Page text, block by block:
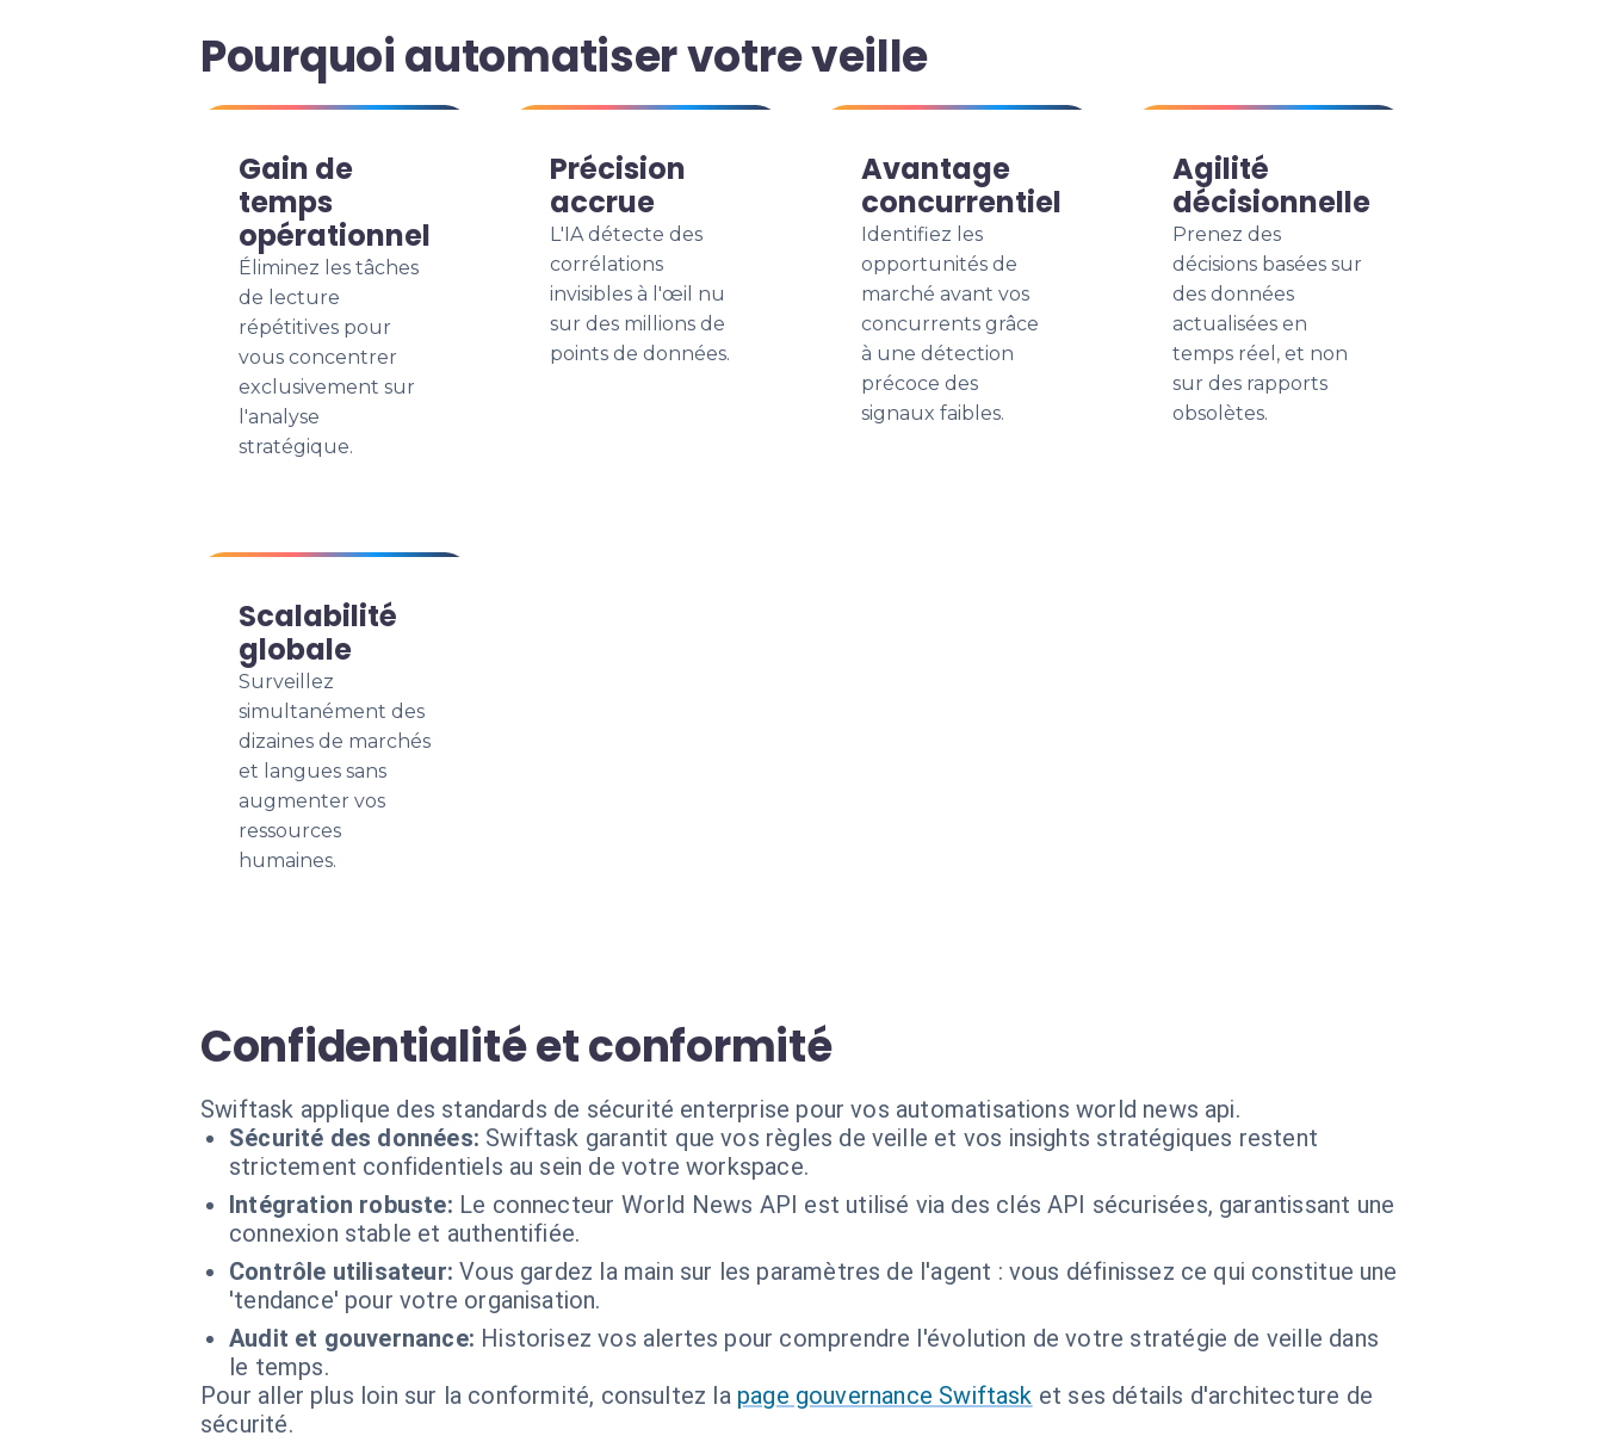
Pourquoi automatiser votre veille
Gain de
temps
opérationnel
Éliminez les tâches
de lecture
répétitives pour
vous concentrer
exclusivement sur
l'analyse
stratégique.
Précision
accrue
L'IA détecte des
corrélations
invisibles à l'œil nu
sur des millions de
points de données.
Avantage
concurrentiel
Identifiez les
opportunités de
marché avant vos
concurrents grâce
à une détection
précoce des
signaux faibles.
Agilité
décisionnelle
Prenez des
décisions basées sur
des données
actualisées en
temps réel, et non
sur des rapports
obsolètes.
Scalabilité
globale
Surveillez
simultanément des
dizaines de marchés
et langues sans
augmenter vos
ressources
humaines.
Confidentialité et conformité
Swiftask applique des standards de sécurité enterprise pour vos automatisations world news api.
Sécurité des données: Swiftask garantit que vos règles de veille et vos insights stratégiques restent
strictement confidentiels au sein de votre workspace.
Intégration robuste: Le connecteur World News API est utilisé via des clés API sécurisées, garantissant une
connexion stable et authentifiée.
Contrôle utilisateur: Vous gardez la main sur les paramètres de l'agent : vous définissez ce qui constitue une
'tendance' pour votre organisation.
Audit et gouvernance: Historisez vos alertes pour comprendre l'évolution de votre stratégie de veille dans
le temps.
Pour aller plus loin sur la conformité, consultez la page gouvernance Swiftask et ses détails d'architecture de
sécurité.